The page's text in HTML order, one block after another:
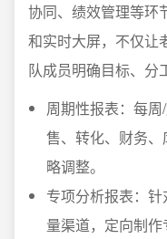
协同、绩效管理等环
和实时大屏，不仅让
队成员明确目标、分
周期性报表：每
售、转化、财务
略调整。
专项分析报表：
量渠道，定向制